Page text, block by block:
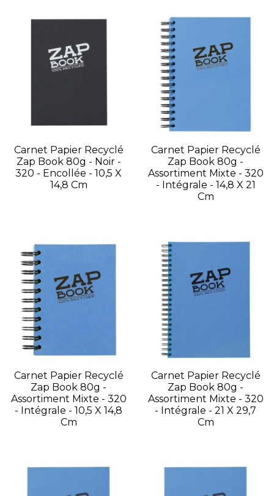
Carnet Papier Recyclé
Zap Book 80g - Noir -
320 - Encollée - 10,5 X
14,8 Cm
Carnet Papier Recyclé
Zap Book 80g -
Assortiment Mixte - 320
- Intégrale - 14,8 X 21
Cm
Carnet Papier Recyclé
Zap Book 80g -
Assortiment Mixte - 320
- Intégrale - 10,5 X 14,8
Cm
Carnet Papier Recyclé
Zap Book 80g -
Assortiment Mixte - 320
- Intégrale - 21 X 29,7
Cm